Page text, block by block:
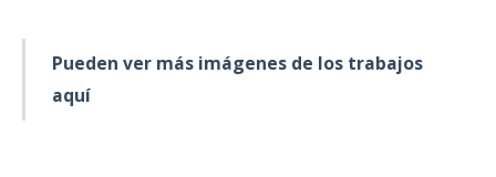
Pueden ver más imágenes de los trabajos
aquí